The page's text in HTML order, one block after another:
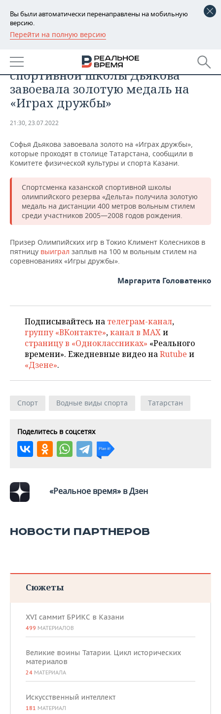
Вы были автоматически перенаправлены на мобильную
версию.
Перейти на полную версию
РЕГИОНЫ
БАШКОРТОСТАН
ТАТАРСТАН
УДМУРТИЯ
НОВОСТИ
АНАЛИТИКА
НОВОСТИ АНАЛИТИКИ
ДЕКЛАРАЦИИ О ДОХОДАХ
КОРОЛИ ГОСЗАКАЗА ПФО
КОМУ ПРИНАДЛЕЖАТ
ТОРГОВЫЕ ЦЕНТРЫ
ТАТАРСТАНА
ЭКОНОМИКА
НОВОСТИ ЭКОНОМИКИ
ФИНАНСЫ
БЮДЖЕТ
ИНВЕСТИЦИИ
ПРОМЫШЛЕННОСТЬ
НОВОСТИ
ПРОМЫШЛЕННОСТИ
АГРОПРОМ
МАШИНОСТРОЕНИЕ
НЕФТЕХИМИЯ
НЕФТЬ
НЕДВИЖИМОСТЬ
НОВОСТИ АВТО
БИЗНЕС
НОВОСТИ БИЗНЕСА
РОЗНИЧНАЯ ТОРГОВЛЯ
ТРАНСПОРТ
ТЕХНОЛОГИИ
НОВОСТИ ТЕХНОЛОГИЙ
IT
ТЕЛЕКОММУНИКАЦИИ
МЕРОПРИЯТИЯ
НОВОСТИ МЕРОПРИЯТИЙ
БИЗНЕС-БРАНЧИ
ONLINE-КОНФЕРЕНЦИИ
ОТКРЫТАЯ ЛЕКЦИЯ
СПОРТ
ФУТБОЛ
ХОККЕЙ
БАСКЕТБОЛ
КИБЕРСПОРТ
ВОДНЫЕ ВИДЫ СПОРТА
НОВОСТИ ОБЩЕСТВА
ВЛАСТЬ
ИНФРАСТРУКТУРА
КУЛЬТУРА
ОБРАЗОВАНИЕ
ФОТОГАЛЕРЕЯ
СЮЖЕТЫ
СПРАВОЧНИК
СПИСОК КОМПАНИЙ
Спортсменка казанской
спортивной школы Дьякова
завоевала золотую медаль на
«Играх дружбы»
21:30, 23.07.2022
Софья Дьякова завоевала золото на «Играх дружбы»,
которые проходят в столице Татарстана, сообщили в
Комитете физической культуры и спорта Казани.
Спортсменка казанской спортивной школы
олимпийского резерва «Дельта» получила золотую
медаль на дистанции 400 метров вольным стилем
среди участников 2005—2008 годов рождения.
Призер Олимпийских игр в Токио Климент Колесников в
пятницу выиграл заплыв на 100 м вольным стилем на
соревнованиях «Игры дружбы».
Маргарита Головатенко
Подписывайтесь на телеграм-канал,
группу «ВКонтакте»,канал в MAXи
страницу в «Одноклассниках» «Реального
времени». Ежедневные видео наRutube и
«Дзене».
Спорт Водные виды спорта Татарстан
Поделитесь в соцсетях
«Реальное время» в Дзен
НОВОСТИ ПАРТНЕРОВ
Сюжеты
XVI саммит БРИКС в Казани
499 МАТЕРИАЛОВ
Великие воины Татарии. Цикл исторических
материалов
24 МАТЕРИАЛА
Искусственный интеллект
181 МАТЕРИАЛ